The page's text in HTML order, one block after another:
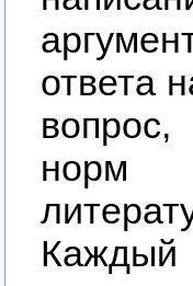
ответа
норм
Каждый